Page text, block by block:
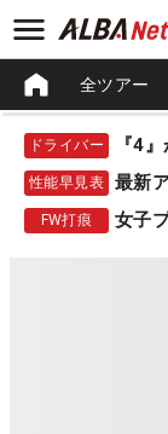
全ツアー
ドライバー
性能早見表 最新
FW打痕 女子